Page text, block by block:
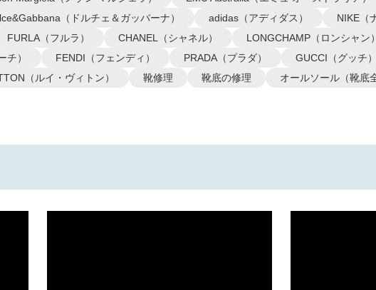
（ドルチェ＆ガッバーナ）
adidas（アディダス）
NIKE（
FURLA（フルラ）
CHANEL（シャネル）
LONGCHAMP（ロンシャン）
チ）
FENDI（フェンディ） PRADA（プラダ）
GUCCI（グッチ）
（ルイ・ヴィトン）
靴修理 靴底の修理 オールソール（靴底